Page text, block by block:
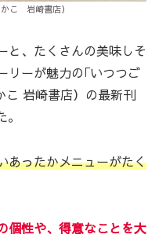
こ 岩崎書店）
と、たくさんの美味しそ
リーが魅力の｢いつつご
こ 岩崎書店）の最新刊
あったかメニューがたく
個性や、得意なことを大